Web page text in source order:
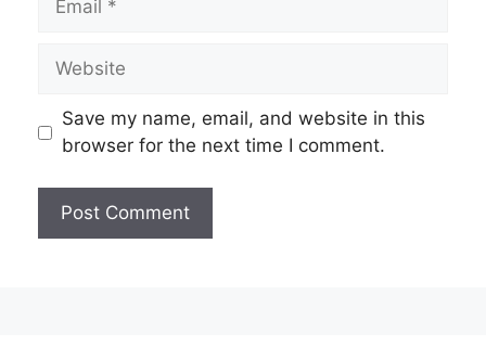
Website
Save my name, email, and website in this
browser for the next time I comment.